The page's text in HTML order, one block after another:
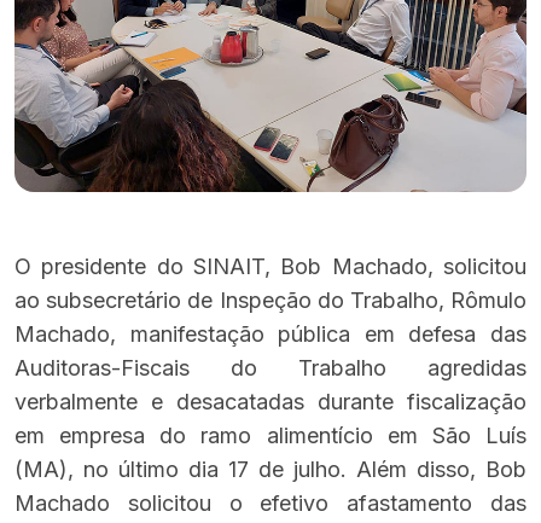
O presidente do SINAIT, Bob Machado, solicitou
ao subsecretário de Inspeção do Trabalho, Rômulo
Machado, manifestação pública em defesa das
Auditoras-Fiscais do Trabalho agredidas
verbalmente e desacatadas durante fiscalização
em empresa do ramo alimentício em São Luís
(MA), no último dia 17 de julho. Além disso, Bob
Machado solicitou o efetivo afastamento das